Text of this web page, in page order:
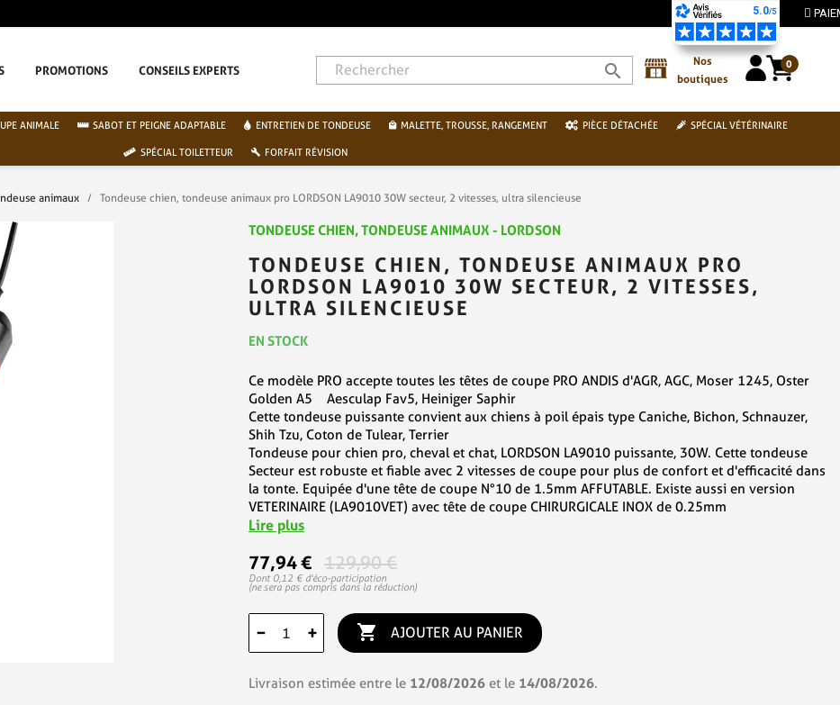
PROMOTIONS CONSEILS EXPERTS search
Nos
boutiques
0
ANIMALE SABOT ET PEIGNE ADAPTABLE ENTRETIEN DE TONDEUSE MALETTE, TROUSSE, RANGEMENT PIÈCE DÉTACHÉE SPÉCIAL VÉTÉRINAIRE
SPÉCIAL TOILETTEUR FORFAIT RÉVISION
animaux Tondeuse chien, tondeuse animaux pro LORDSON LA9010 30W secteur, 2 vitesses, ultra silencieuse
TONDEUSE CHIEN, TONDEUSE ANIMAUX - LORDSON
TONDEUSE CHIEN, TONDEUSE ANIMAUX PRO
LORDSON LA9010 30W SECTEUR, 2 VITESSES,
ULTRA SILENCIEUSE
EN STOCK
Ce modèle PRO accepte toutes les têtes de coupe PRO ANDIS d'AGR, AGC, Moser 1245, Oster
Golden A5 Aesculap Fav5, Heiniger Saphir
Cette tondeuse puissante convient aux chiens à poil épais type Caniche, Bichon, Schnauzer,
Shih Tzu, Coton de Tulear, Terrier
Tondeuse pour chien pro, cheval et chat, LORDSON LA9010 puissante, 30W. Cette tondeuse
Secteur est robuste et fiable avec 2 vitesses de coupe pour plus de confort et d'efficacité dans
la tonte. Equipée d'une tête de coupe N°10 de 1.5mm AFFUTABLE. Existe aussi en version
VETERINAIRE (LA9010VET) avec tête de coupe CHIRURGICALE INOX de 0.25mm
Lire plus
77,94 € 129,90 €
Dont 0,12 € d'éco-participation
(ne sera pas compris dans la réduction)
− +  AJOUTER AU PANIER
Livraison estimée entre le 12/08/2026 et le 14/08/2026.